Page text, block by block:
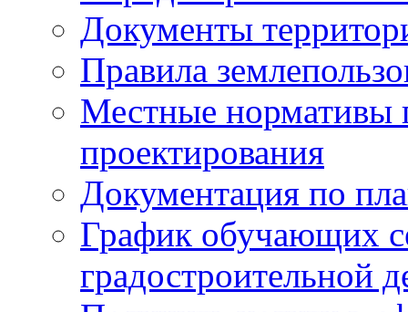
Документы
Правила
Местные нормативы
проектирования
Документация по
График обучающих
градостроительной